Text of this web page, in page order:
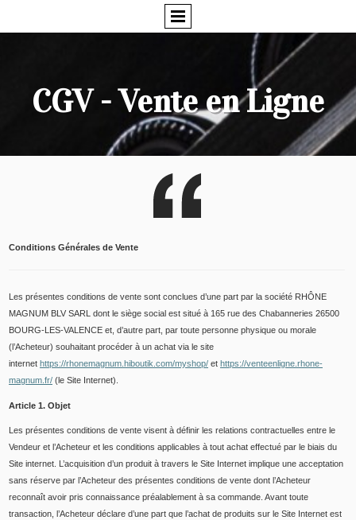
CGV - Vente en Ligne
Conditions Générales de Vente
Les présentes conditions de vente sont conclues d’une part par la société RHÔNE
MAGNUM BLV SARL dont le siège social est situé à 165 rue des Chabanneries 26500
BOURG-LES-VALENCE et, d’autre part, par toute personne physique ou morale
(l’Acheteur) souhaitant procéder à un achat via le site
internet https://rhonemagnum.hiboutik.com/myshop/ et https://venteenligne.rhone-
magnum.fr/ (le Site Internet).
Article 1. Objet
Les présentes conditions de vente visent à définir les relations contractuelles entre le
Vendeur et l’Acheteur et les conditions applicables à tout achat effectué par le biais du
Site internet. L’acquisition d’un produit à travers le Site Internet implique une acceptation
sans réserve par l’Acheteur des présentes conditions de vente dont l’Acheteur
reconnaît avoir pris connaissance préalablement à sa commande. Avant toute
transaction, l’Acheteur déclare d’une part que l’achat de produits sur le Site Internet est